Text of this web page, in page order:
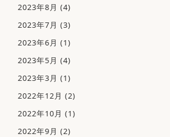
2023年8月 (4)
2023年7月 (3)
2023年6月 (1)
2023年5月 (4)
2023年3月 (1)
2022年12月 (2)
2022年10月 (1)
2022年9月 (2)